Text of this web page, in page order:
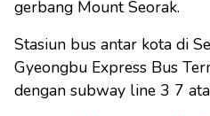
gerbang Mount Seorak.
Stasiun bus antar kota di
Gyeongbu Express Bus
dengan subway line 3 7